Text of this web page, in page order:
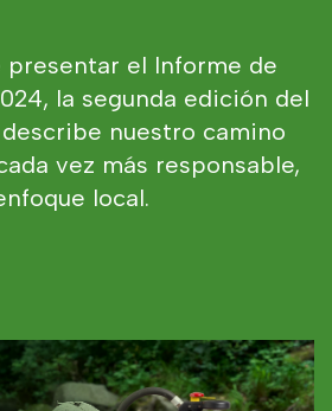
presentar el Informe de
la segunda edición del
nuestro camino
vez más responsable,
local.